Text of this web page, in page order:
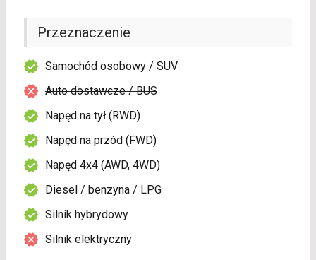
Przeznaczenie
Samochód osobowy / SUV
Auto dostawcze / BUS
Napęd na tył (RWD)
Napęd na przód (FWD)
Napęd 4x4 (AWD, 4WD)
Diesel / benzyna / LPG
Silnik hybrydowy
Silnik elektryczny